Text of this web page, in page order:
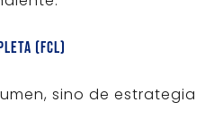
(FCL)
sino de estrategia